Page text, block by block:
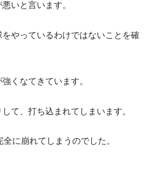
いと言います。
やっているわけではないことを確
くなてきています。
て、打ち込まれてしまいます。
に崩れてしまうのでした。